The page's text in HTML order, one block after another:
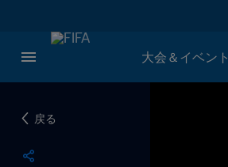
大会＆イベント
戻る